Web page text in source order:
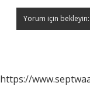
https://